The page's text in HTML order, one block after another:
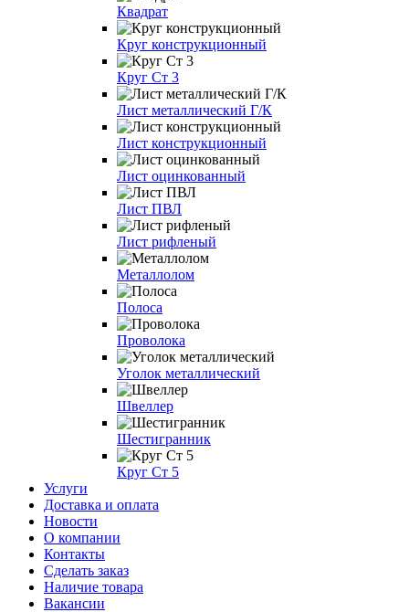
Квадрат
Круг конструкционный
Круг Ст 3
Лист металлический Г/К
Лист конструкционный
Лист оцинкованный
Лист ПВЛ
Лист рифленый
Металлолом
Полоса
Проволока
Уголок металлический
Швеллер
Шестигранник
Круг Ст 5
Услуги
Доставка и оплата
Новости
О компании
Контакты
Сделать заказ
Наличие товара
Вакансии